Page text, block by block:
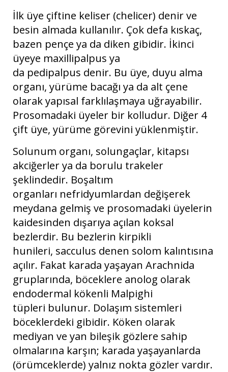
İlk üye çiftine keliser (chelicer) denir ve
besin almada kullanılır. Çok defa kıskaç,
bazen pençe ya da diken gibidir. İkinci
üyeye maxillipalpus ya
da pedipalpus denir. Bu üye, duyu alma
organı, yürüme bacağı ya da alt çene
olarak yapısal farklılaşmaya uğrayabilir.
Prosomadaki üyeler bir kolludur. Diğer 4
çift üye, yürüme görevini yüklenmiştir.
Solunum organı, solungaçlar, kitapsı
akciğerler ya da borulu trakeler
şeklindedir. Boşaltım
organları nefridyumlardan değişerek
meydana gelmiş ve prosomadaki üyelerin
kaidesinden dışarıya açılan koksal
bezlerdir. Bu bezlerin kirpikli
hunileri, sacculus denen solom kalıntısına
açılır. Fakat karada yaşayan Arachnida
gruplarında, böceklere anolog olarak
endodermal kökenli Malpighi
tüpleri bulunur. Dolaşım sistemleri
böceklerdeki gibidir. Köken olarak
mediyan ve yan bileşik gözlere sahip
olmalarına karşın; karada yaşayanlarda
(örümceklerde) yalnız nokta gözler vardır.